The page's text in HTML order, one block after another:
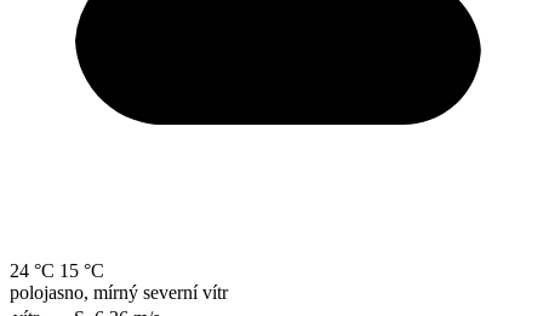
24 °C 15 °C
polojasno, mírný severní vítr